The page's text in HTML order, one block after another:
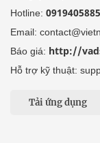
Hotline:
Email:
Báo giá: http://
Hỗ trợ kỹ thuật:
Tải ứng dụng